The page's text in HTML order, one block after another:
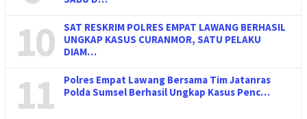
10
SAT RESKRIM POLRES EMPAT LAWANG BERHASIL
UNGKAP KASUS CURANMOR, SATU PELAKU
DIAM…
11
Polres Empat Lawang Bersama Tim Jatanras
Polda Sumsel Berhasil Ungkap Kasus Penc…